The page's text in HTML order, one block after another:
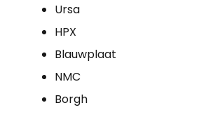
Ursa
HPX
Blauwplaat
NMC
Borgh